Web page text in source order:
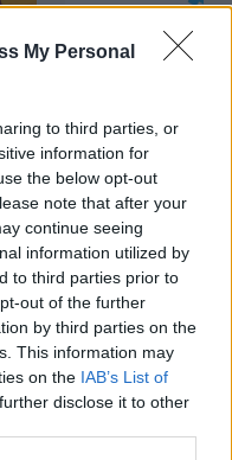
My Personal
to third parties, or
information for
the below opt-out
note that after your
continue seeing
information utilized by
to third parties prior to
out of the further
by third parties on the
This information may
on the IAB’s List of
disclose it to other
Prečo klasická
potrubia v
ako to vyriešiť